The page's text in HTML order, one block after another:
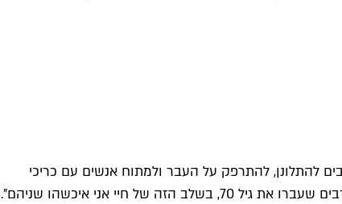
להתלונן, להתרפק על העבר ולמתוח אנשים עם כריכי
טונה ענקיים. למרות שרק הדמות של גיל, בגילומו של קרול, הוא באמת יהודי, ג'ורג' תיאר את עצמו כ"לא יהודי ולא אישה, אך כמו גברים רבים שעברו את גיל 70, בשלב הזה של חיי אני איכשהו שניהם".